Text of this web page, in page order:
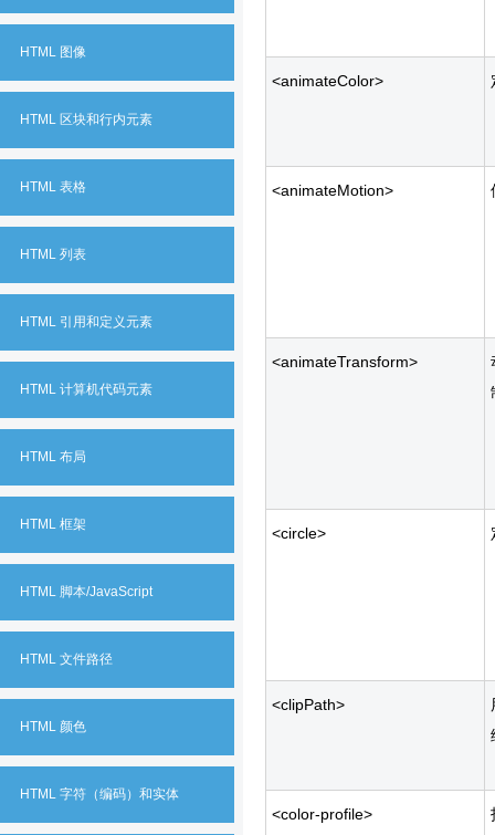
HTML 图像
HTML 区块和行内元素
HTML 表格
HTML 列表
HTML 引用和定义元素
HTML 计算机代码元素
HTML 布局
HTML 框架
HTML 脚本/JavaScript
HTML 文件路径
HTML 颜色
HTML 字符（编码）和实体
<animateColor>
<animateMotion>
<animateTransform>
<circle>
<clipPath>
<color-profile>